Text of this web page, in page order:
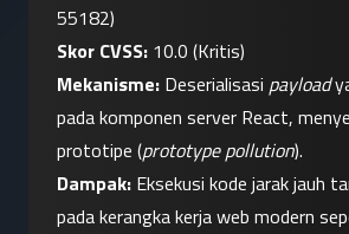
55182)
Skor CVSS: 10.0 (Kritis)
Mekanisme: Deserialisasi payload
pada komponen server React,
prototipe (prototype pollution).
Dampak: Eksekusi kode jarak jauh
pada kerangka kerja web modern